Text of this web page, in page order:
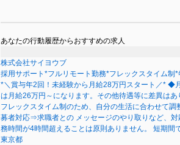
あなたの行動履歴からおすすめの求人
株式会社サイヨウブ
採用サポート*フルリモート勤務*フレックスタイム
*＼賞与年2回！未経験から月給28万円スタート／* ◆
は月給26万円～になります。その他待遇等に差異は
フレックスタイム制のため、自分の生活に合わせて
募者対応⇒求職者との メッセージのやり取りなど、
務時間が4時間超えることは原則ありません。 短期間
東京都